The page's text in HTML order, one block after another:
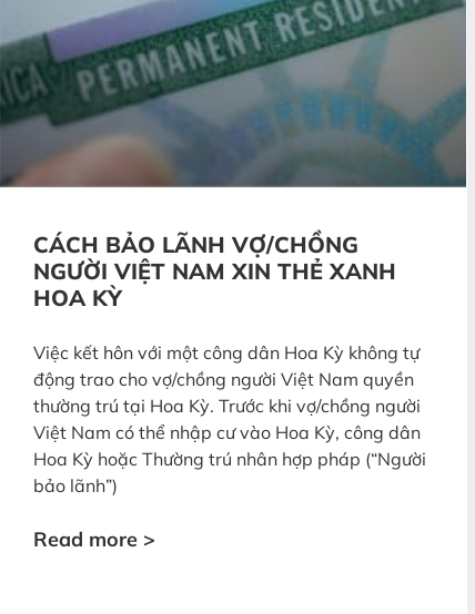
CÁCH BẢO LÃNH VỢ/CHỒNG
NGƯỜI VIỆT NAM XIN THẺ XANH
HOA KỲ
Việc kết hôn với một công dân Hoa Kỳ không tự
động trao cho vợ/chồng người Việt Nam quyền
thường trú tại Hoa Kỳ. Trước khi vợ/chồng người
Việt Nam có thể nhập cư vào Hoa Kỳ, công dân
Hoa Kỳ hoặc Thường trú nhân hợp pháp (“Người
bảo lãnh”)
Read more >